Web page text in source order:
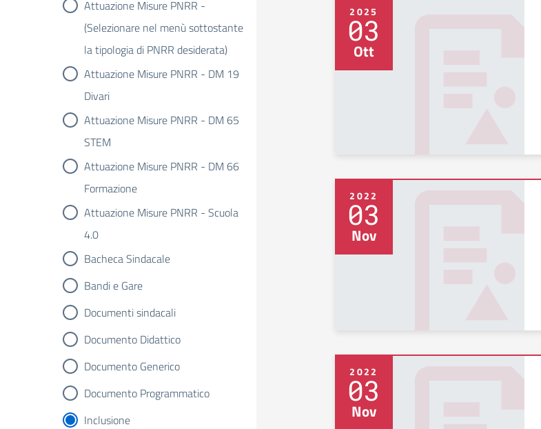
Attuazione Misure PNRR -
(Selezionare nel menù sottostante
la tipologia di PNRR desiderata)
Attuazione Misure PNRR - DM 19
Divari
Attuazione Misure PNRR - DM 65
STEM
Attuazione Misure PNRR - DM 66
Formazione
Attuazione Misure PNRR - Scuola
4.0
Bacheca Sindacale
Bandi e Gare
Documenti sindacali
Documento Didattico
Documento Generico
Documento Programmatico
Inclusione
2025
03
Ott
2022
03
Nov
2022
03
Nov